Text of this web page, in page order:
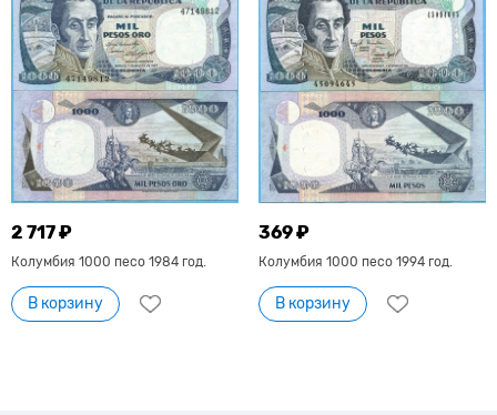
2 717 ₽
Колумбия 1000 песо 1984 год.
В корзину
369 ₽
Колумбия 1000 песо 1994 год.
В корзину